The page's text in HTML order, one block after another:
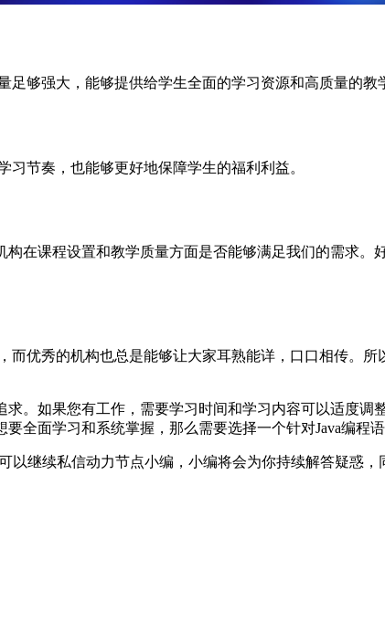
够强大，能够提供给学生全面的学习资源和高质量的
节奏，也能够更好地保障学生的福利利益。
在课程设置和教学质量方面是否能够满足我们的需求。
优秀的机构也总是能够让大家耳熟能详，口口相传。
。如果您有工作，需要学习时间和学习内容可以适度
全面学习和系统掌握，那么需要选择一个针对Java编程
以继续私信动力节点小编，小编将会为你持续解答疑惑